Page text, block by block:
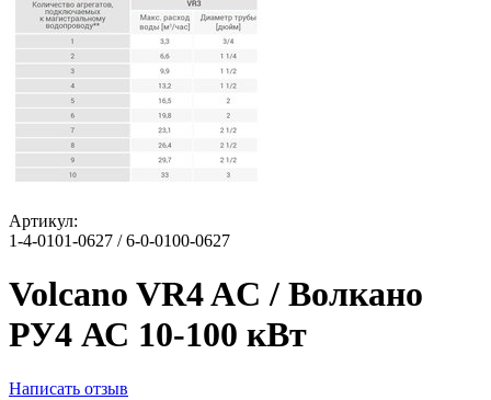
Артикул:
1-4-0101-0627 / 6-0-0100-0627
Volcano VR4 AC / Волкано
РУ4 АС 10-100 кВт
Написать отзыв